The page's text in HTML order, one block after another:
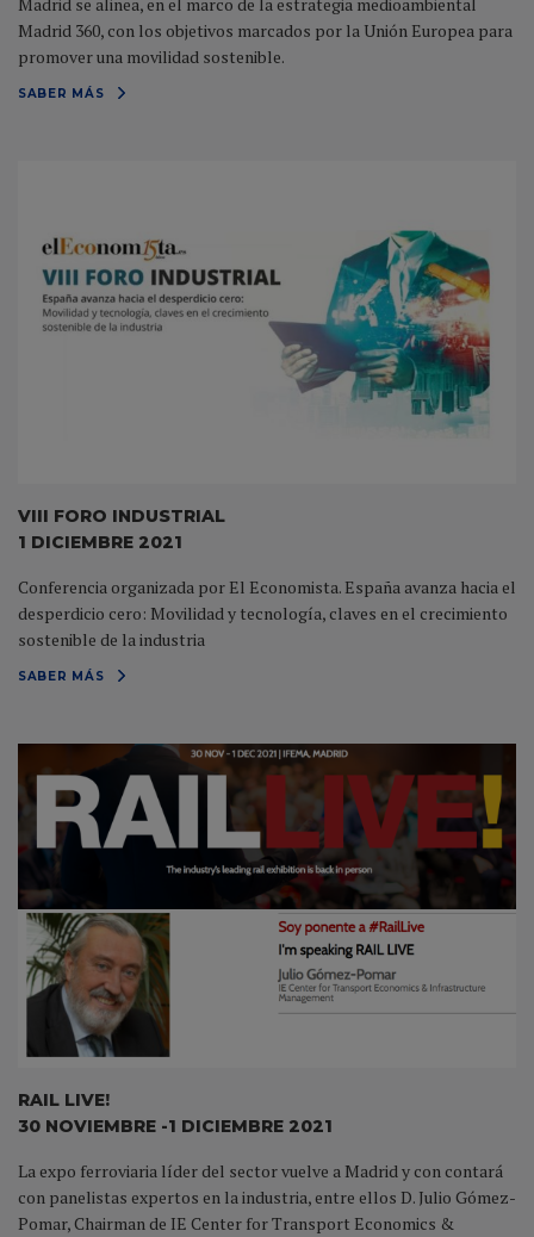
Madrid 360, con los objetivos marcados por la Unión Europea para
promover una movilidad sostenible.
SABER MÁS
VIII FORO INDUSTRIAL
1 DICIEMBRE 2021
Conferencia organizada por El Economista. España avanza hacia el
desperdicio cero: Movilidad y tecnología, claves en el crecimiento
sostenible de la industria
SABER MÁS
RAIL LIVE!
30 NOVIEMBRE -1 DICIEMBRE 2021
La expo ferroviaria líder del sector vuelve a Madrid y con contará
con panelistas expertos en la industria, entre ellos D. Julio Gómez-
Pomar, Chairman de IE Center for Transport Economics &